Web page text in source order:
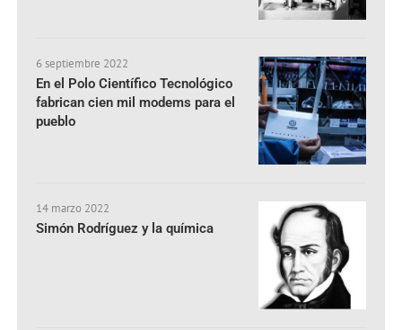
6 septiembre 2022
En el Polo Científico Tecnológico
fabrican cien mil modems para el
pueblo
14 marzo 2022
Simón Rodríguez y la química